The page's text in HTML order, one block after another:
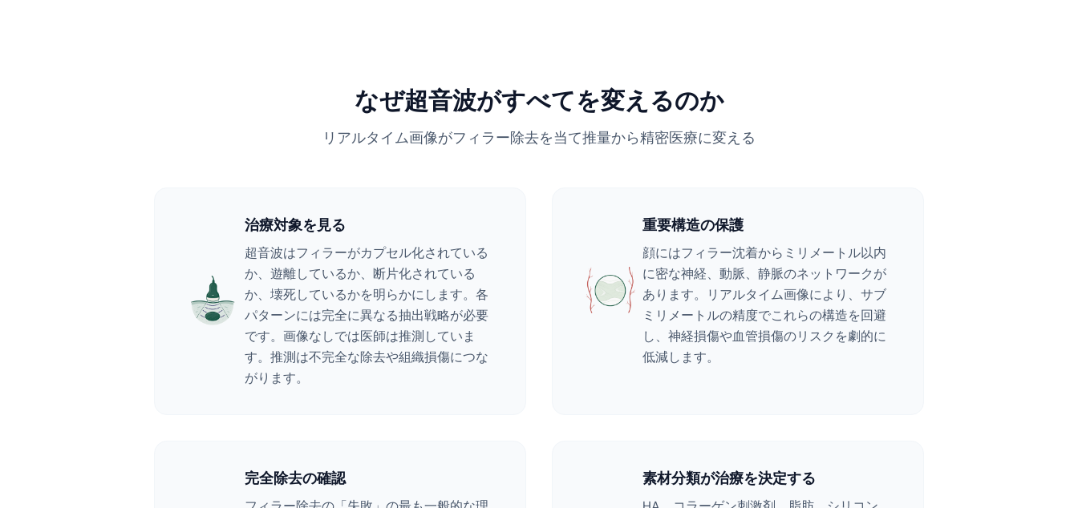
なぜ超音波がすべてを変えるのか
リアルタイム画像がフィラー除去を当て推量から精密医療に変える
治療対象を見る
超音波はフィラーがカプセル化されている
か、遊離しているか、断片化されている
か、壊死しているかを明らかにします。各
パターンには完全に異なる抽出戦略が必要
です。画像なしでは医師は推測していま
す。推測は不完全な除去や組織損傷につな
がります。
重要構造の保護
顔にはフィラー沈着からミリメートル以内
に密な神経、動脈、静脈のネットワークが
あります。リアルタイム画像により、サブ
ミリメートルの精度でこれらの構造を回避
し、神経損傷や血管損傷のリスクを劇的に
低減します。
完全除去の確認 素材分類が治療を決定する